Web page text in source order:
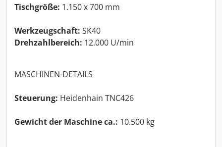
Tischgröße: 1.150 x 700 mm
Werkzeugschaft: SK40
Drehzahlbereich: 12.000 U/min
MASCHINEN-DETAILS
Steuerung: Heidenhain TNC426
Gewicht der Maschine ca.: 10.500 kg